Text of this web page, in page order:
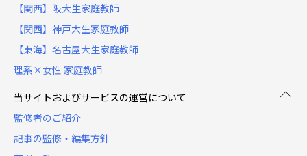
【関西】阪大生家庭教師
【関西】神戸大生家庭教師
【東海】名古屋大生家庭教師
理系×女性 家庭教師
当サイトおよびサービスの運営について
監修者のご紹介
記事の監修・編集方針